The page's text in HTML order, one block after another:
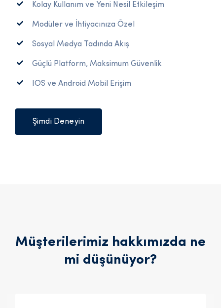
Kolay Kullanım ve Yeni Nesil Etkileşim
Modüler ve İhtiyacınıza Özel
Sosyal Medya Tadında Akış
Güçlü Platform, Maksimum Güvenlik
IOS ve Android Mobil Erişim
Şimdi Deneyin
Müşterilerimiz hakkımızda ne
mi düşünüyor?